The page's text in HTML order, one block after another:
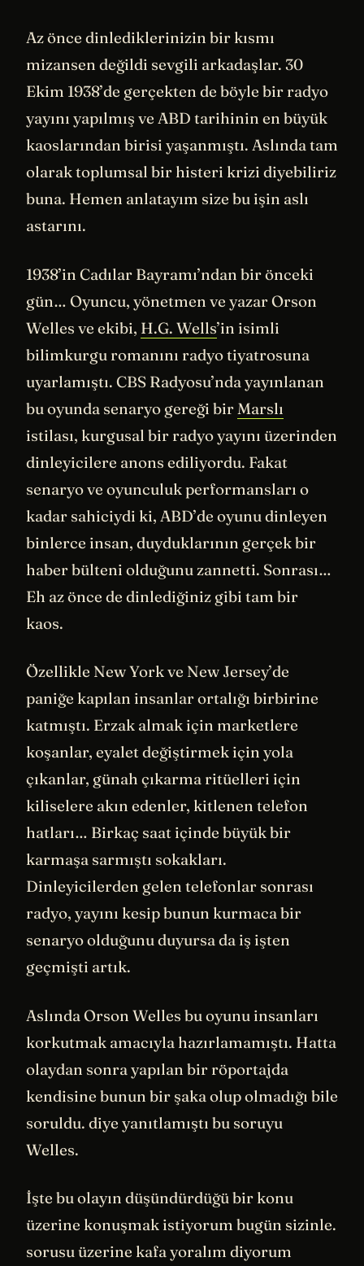
Az önce dinlediklerinizin bir kısmı
mizansen değildi sevgili arkadaşlar. 30
Ekim 1938’de gerçekten de böyle bir radyo
yayını yapılmış ve ABD tarihinin en büyük
kaoslarından birisi yaşanmıştı. Aslında tam
olarak toplumsal bir histeri krizi diyebiliriz
buna. Hemen anlatayım size bu işin aslı
astarını.
1938’in Cadılar Bayramı’ndan bir önceki
gün… Oyuncu, yönetmen ve yazar Orson
Welles ve ekibi, H.G. Wells’in isimli
bilimkurgu romanını radyo tiyatrosuna
uyarlamıştı. CBS Radyosu’nda yayınlanan
bu oyunda senaryo gereği bir Marslı
istilası, kurgusal bir radyo yayını üzerinden
dinleyicilere anons ediliyordu. Fakat
senaryo ve oyunculuk performansları o
kadar sahiciydi ki, ABD’de oyunu dinleyen
binlerce insan, duyduklarının gerçek bir
haber bülteni olduğunu zannetti. Sonrası…
Eh az önce de dinlediğiniz gibi tam bir
kaos.
Özellikle New York ve New Jersey’de
paniğe kapılan insanlar ortalığı birbirine
katmıştı. Erzak almak için marketlere
koşanlar, eyalet değiştirmek için yola
çıkanlar, günah çıkarma ritüelleri için
kiliselere akın edenler, kitlenen telefon
hatları… Birkaç saat içinde büyük bir
karmaşa sarmıştı sokakları.
Dinleyicilerden gelen telefonlar sonrası
radyo, yayını kesip bunun kurmaca bir
senaryo olduğunu duyursa da iş işten
geçmişti artık.
Aslında Orson Welles bu oyunu insanları
korkutmak amacıyla hazırlamamıştı. Hatta
olaydan sonra yapılan bir röportajda
kendisine bunun bir şaka olup olmadığı bile
soruldu. diye yanıtlamıştı bu soruyu
Welles.
İşte bu olayın düşündürdüğü bir konu
üzerine konuşmak istiyorum bugün sizinle.
sorusu üzerine kafa yoralım diyorum